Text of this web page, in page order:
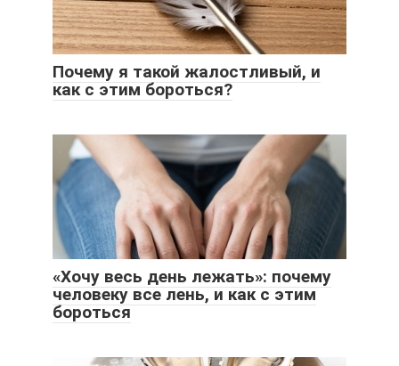
Почему я такой жалостливый, и
как с этим бороться?
«Хочу весь день лежать»: почему
человеку все лень, и как с этим
бороться